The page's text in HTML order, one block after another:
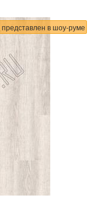
в шоу-руме